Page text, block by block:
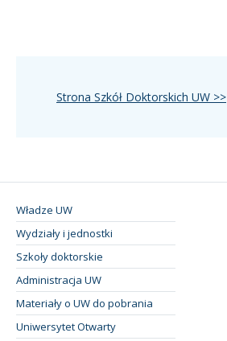
Strona Szkół Doktorskich UW >>
Władze UW
Wydziały i jednostki
Szkoły doktorskie
Administracja UW
Materiały o UW do pobrania
Uniwersytet Otwarty